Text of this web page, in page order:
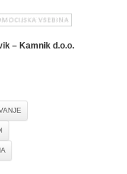
– Kamnik d.o.o.